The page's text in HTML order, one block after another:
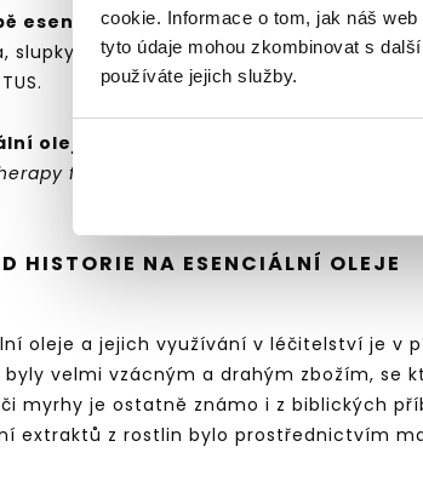
cookie. Informace o tom, jak náš
tyto údaje mohou zkombinovat s
používáte jejich služby.
esenciálních olejů se používají
slupky semen a plodů). Ne všechny
oleje mají fyziologické a
for Health Proffesionals,
4. vydání,
HISTORIE NA ESENCIÁLNÍ OLEJE
oleje a jejich využívání v léčitelství je v
velmi vzácným a drahým zbožím, se
myrhy je ostatně známo i z biblických
extraktů z rostlin bylo prostřednictvím